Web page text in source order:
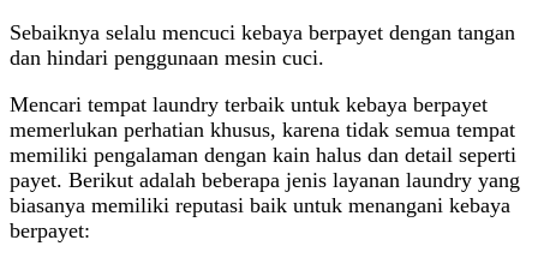
Sebaiknya selalu mencuci kebaya berpayet dengan tangan
dan hindari penggunaan mesin cuci.
Mencari tempat laundry terbaik untuk kebaya berpayet
memerlukan perhatian khusus, karena tidak semua tempat
memiliki pengalaman dengan kain halus dan detail seperti
payet. Berikut adalah beberapa jenis layanan laundry yang
biasanya memiliki reputasi baik untuk menangani kebaya
berpayet: